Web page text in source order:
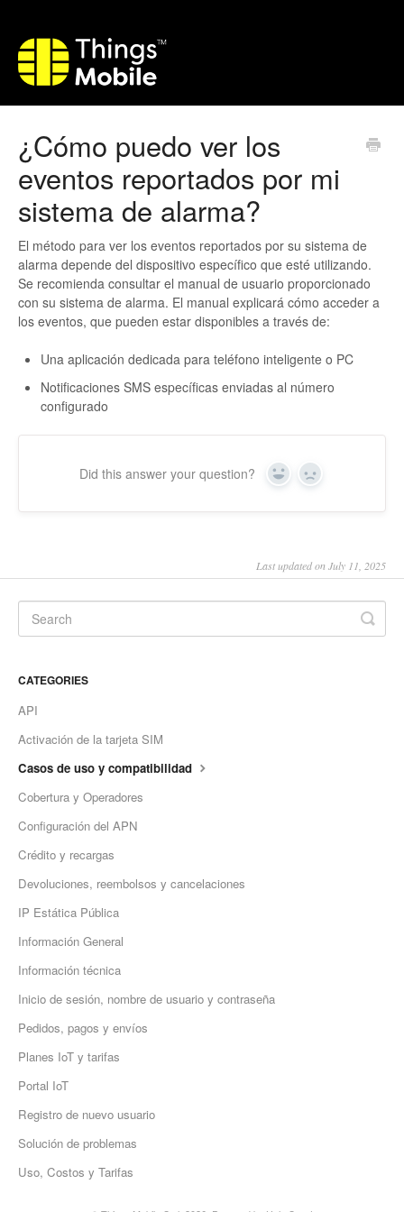
¿Cómo puedo ver los
eventos reportados por mi
sistema de alarma?
El método para ver los eventos reportados por su sistema de
alarma depende del dispositivo específico que esté utilizando.
Se recomienda consultar el manual de usuario proporcionado
con su sistema de alarma. El manual explicará cómo acceder a
los eventos, que pueden estar disponibles a través de:
Una aplicación dedicada para teléfono inteligente o PC
Notificaciones SMS específicas enviadas al número
configurado
Did this answer your question? Yes No
Last updated on July 11, 2025
CATEGORIES
API
Activación de la tarjeta SIM
Casos de uso y compatibilidad
Cobertura y Operadores
Configuración del APN
Crédito y recargas
Devoluciones, reembolsos y cancelaciones
IP Estática Pública
Información General
Información técnica
Inicio de sesión, nombre de usuario y contraseña
Pedidos, pagos y envíos
Planes IoT y tarifas
Portal IoT
Registro de nuevo usuario
Solución de problemas
Uso, Costos y Tarifas